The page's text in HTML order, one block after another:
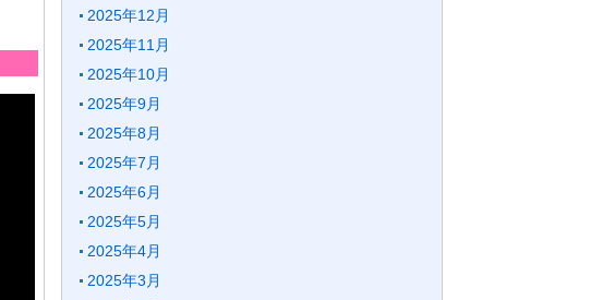
2025年12月
2025年11月
2025年10月
2025年9月
2025年8月
2025年7月
2025年6月
2025年5月
2025年4月
2025年3月